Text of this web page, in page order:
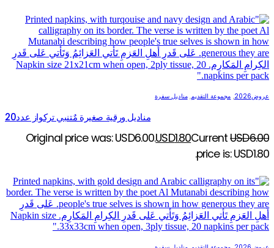
عروض2026 , مجموعة التقديم,مناديل سفرة
مناديل ورقية صغيرة مٌتنبي تركواز عدد20
USD6.00
Original price was: USD6.00.USD1.80Current
price is: USD1.80.